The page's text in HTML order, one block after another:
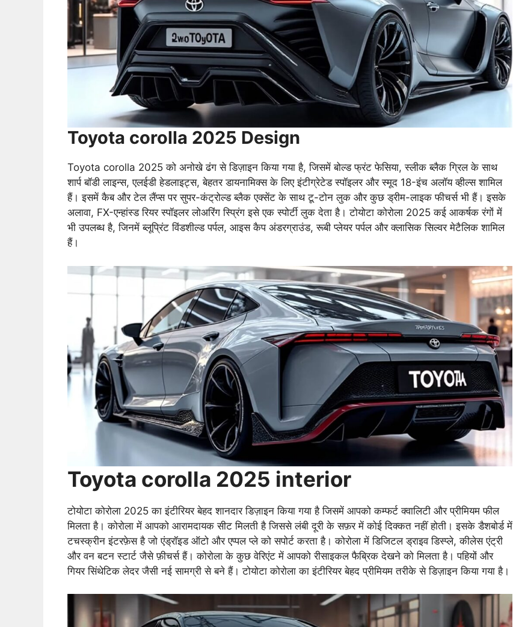
Toyota corolla 2025 Design
Toyota corolla 2025 को अनोखे ढंग से डिज़ाइन किया गया है, जिसमें बोल्ड फ्रंट फेसिया, स्लीक ब्लैक ग्रिल के साथ
शार्प बॉडी लाइन्स, एलईडी हेडलाइट्स, बेहतर डायनामिक्स के लिए इंटीग्रेटेड स्पॉइलर और स्मूद 18-इंच अलॉय व्हील्स शामिल
हैं। इसमें कैब और टेल लैंप्स पर सुपर-कंट्रोल्ड ब्लैक एक्सेंट के साथ टू-टोन लुक और कुछ ड्रीम-लाइक फीचर्स भी हैं। इसके
अलावा, FX-एन्हांस्ड रियर स्पॉइलर लोअरिंग स्प्रिंग इसे एक स्पोर्टी लुक देता है। टोयोटा कोरोला 2025 कई आकर्षक रंगों में
भी उपलब्ध है, जिनमें ब्लूप्रिंट विंडशील्ड पर्पल, आइस कैप अंडरग्राउंड, रूबी प्लेयर पर्पल और क्लासिक सिल्वर मेटैलिक शामिल
हैं।
Toyota corolla 2025 interior
टोयोटा कोरोला 2025 का इंटीरियर बेहद शानदार डिज़ाइन किया गया है जिसमें आपको कम्फर्ट क्वालिटी और प्रीमियम फील
मिलता है। कोरोला में आपको आरामदायक सीट मिलती है जिससे लंबी दूरी के सफ़र में कोई दिक्कत नहीं होती। इसके डैशबोर्ड में
टचस्क्रीन इंटरफ़ेस है जो एंड्रॉइड ऑटो और एप्पल प्ले को सपोर्ट करता है। कोरोला में डिजिटल ड्राइव डिस्प्ले, कीलेस एंट्री
और वन बटन स्टार्ट जैसे फ़ीचर्स हैं। कोरोला के कुछ वेरिएंट में आपको रीसाइकल फैब्रिक देखने को मिलता है। पहियों और
गियर सिंथेटिक लेदर जैसी नई सामग्री से बने हैं। टोयोटा कोरोला का इंटीरियर बेहद प्रीमियम तरीके से डिज़ाइन किया गया है।